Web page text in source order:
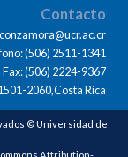
Contacto
(506) 2511-1341
Fax: (506) 2224-9367
2060,Costa Rica
© Universidad de